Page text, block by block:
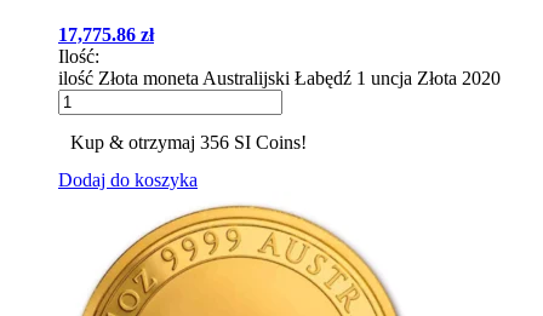
17,775.86 zł
Ilość:
ilość Złota moneta Australijski Łabędź 1 uncja Złota 2020
Kup & otrzymaj 356 SI Coins!
Dodaj do koszyka